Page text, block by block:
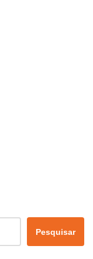
Pesquisar